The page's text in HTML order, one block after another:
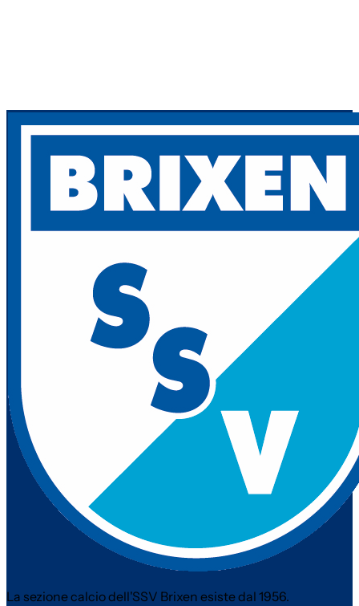
La sezione calcio dell'SSV Brixen esiste dal 1956.